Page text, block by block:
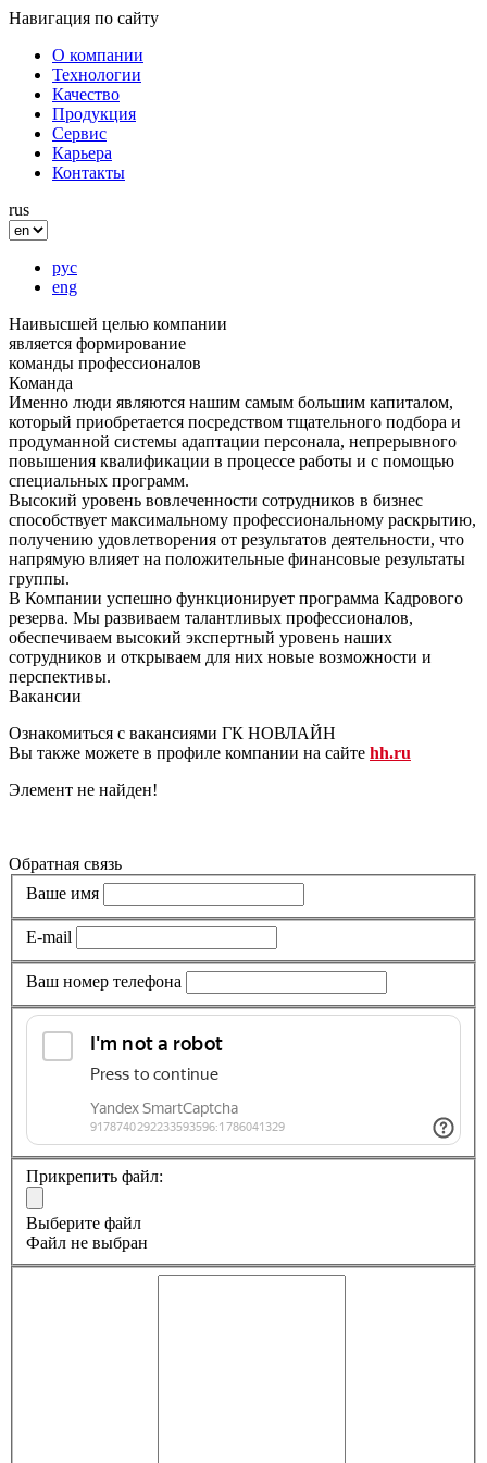
Навигация по сайту
О компании
Технологии
Качество
Продукция
Сервис
Карьера
Контакты
rus
рус
eng
Наивысшей целью компании
является формирование
команды профессионалов
Команда
Именно люди являются нашим самым большим капиталом,
который приобретается посредством тщательного подбора и
продуманной системы адаптации персонала, непрерывного
повышения квалификации в процессе работы и с помощью
специальных программ.
Высокий уровень вовлеченности сотрудников в бизнес
способствует максимальному профессиональному раскрытию,
получению удовлетворения от результатов деятельности, что
напрямую влияет на положительные финансовые результаты
группы.
В Компании успешно функционирует программа Кадрового
резерва. Мы развиваем талантливых профессионалов,
обеспечиваем высокий экспертный уровень наших
сотрудников и открываем для них новые возможности и
перспективы.
Вакансии
Ознакомиться с вакансиями ГК НОВЛАЙН
Вы также можете в профиле компании на сайте hh.ru
Элемент не найден!
Обратная связь
Ваше имя
E-mail
Ваш номер телефона
Прикрепить файл:
Выберите файл
Файл не выбран